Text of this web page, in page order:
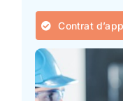
Contrat